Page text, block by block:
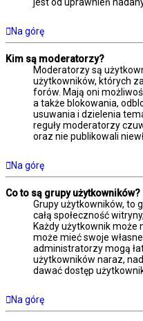
Na górę
Kim są moderatorzy?
Moderatorzy są
użytkowników, których
forów. Mają oni
a także blokowania,
usuwania i dzielenia
reguły moderatorzy
oraz nie publikowali
Na górę
Co to są grupy użytkowników?
Grupy użytkowników, to
całą społeczność
Każdy użytkownik może
może mieć swoje
administratorzy mogą
użytkowników naraz,
dawać dostęp
Na górę